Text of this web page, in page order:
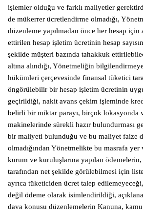
işlemler olduğu ve farklı maliyetler
de mükerrer ücretlendirme olmadığı,
düzenleme yapılmadan önce her hesap için
ettirilen hesap işletim ücretinin hesap
şekilde müşteri bazında tahakkuk
altına alındığı, Yönetmeliğin
hükümleri çerçevesinde finansal tüketici
öngörülebilir bir hesap işletim ücretinin
geçirildiği, nakit avans çekim işleminde
belirli bir miktar parayı, birçok lokasyonda
makinelerinde sürekli hazır bulundurması
bir maliyeti bulunduğu ve bu maliyet faize
olmadığından Yönetmelikte bu masrafa
kurum ve kuruluşlarına yapılan
tarafından net şekilde görülebilmesi için
ayrıca tüketiciden ücret talep
değil ödeme olarak isimlendirildiği,
dava konusu düzenlemelerin Kanuna,